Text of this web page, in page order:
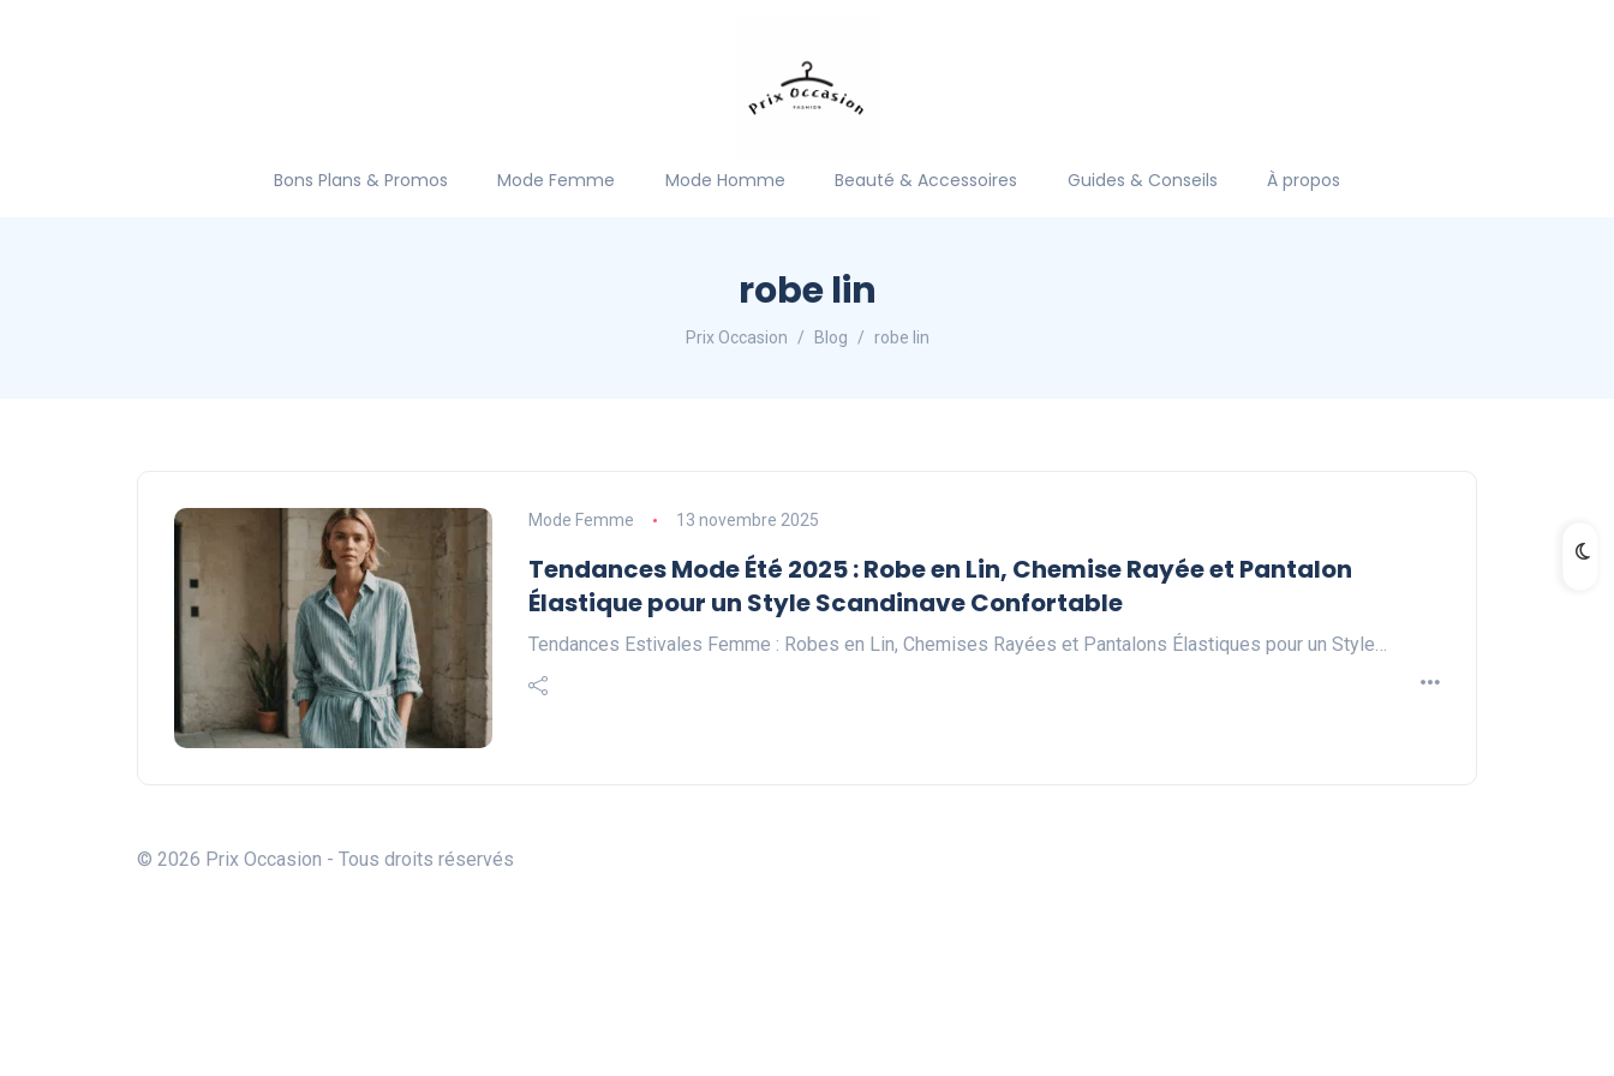
Bons Plans & Promos Mode Femme Mode Homme Beauté & Accessoires Guides & Conseils À propos
robe lin
Prix Occasion Blog robe lin
Mode Femme 13 novembre 2025
Tendances Mode Été 2025 : Robe en Lin, Chemise Rayée et Pantalon
Élastique pour un Style Scandinave Confortable
Tendances Estivales Femme : Robes en Lin, Chemises Rayées et Pantalons Élastiques pour un Style…
© 2026 Prix Occasion - Tous droits réservés